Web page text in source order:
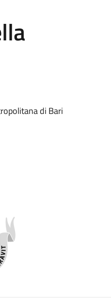
di Bari